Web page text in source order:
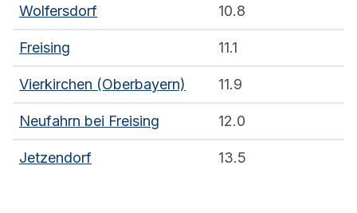
Wolfersdorf 10.8
Freising 11.1
Vierkirchen (Oberbayern) 11.9
Neufahrn bei Freising 12.0
Jetzendorf 13.5